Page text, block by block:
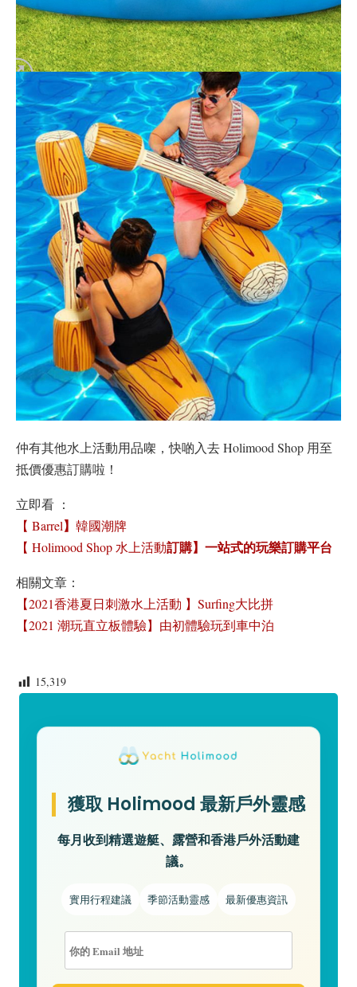
仲有其他水上活動用品㗎，快啲入去 Holimood Shop 用至
抵價優惠訂購啦！
立即看 ：
【 Barrel】 韓國潮牌
【 Holimood Shop 水上活動訂購】一站式的玩樂訂購平台
相關文章：
【2021香港夏日刺激水上活動 】Surfing大比拼
【2021 潮玩直立板體驗】由初體驗玩到車中泊
15,319
獲取 Holimood 最新戶外靈感
每月收到精選遊艇、露營和香港戶外活動建
議。
實用行程建議 季節活動靈感 最新優惠資訊